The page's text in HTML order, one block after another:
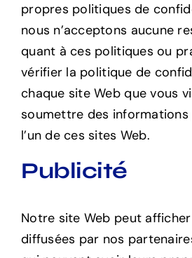
propres politiques de
nous n’acceptons aucune
quant à ces politiques ou
vérifier la politique de
chaque site Web que vous
soumettre des informations
l’un de ces sites Web.
Publicité
Notre site Web peut
diffusées par nos